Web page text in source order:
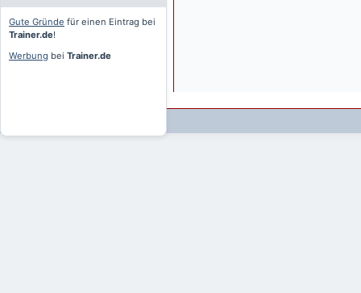
Gute Gründe für einen Eintrag bei
Trainer.de!
Werbung bei Trainer.de